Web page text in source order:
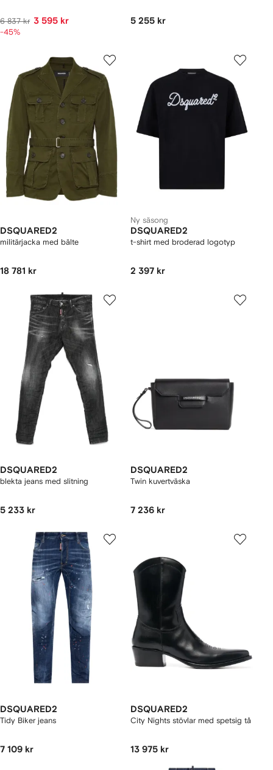
6 837 kr 3 595 kr
-45%
5 255 kr
DSQUARED2
militärjacka med bälte
18 781 kr
Ny säsong
DSQUARED2
t-shirt med broderad logotyp
2 397 kr
DSQUARED2
blekta jeans med slitning
5 233 kr
DSQUARED2
Twin kuvertväska
7 236 kr
DSQUARED2
Tidy Biker jeans
7 109 kr
DSQUARED2
City Nights stövlar med spetsig tå
13 975 kr